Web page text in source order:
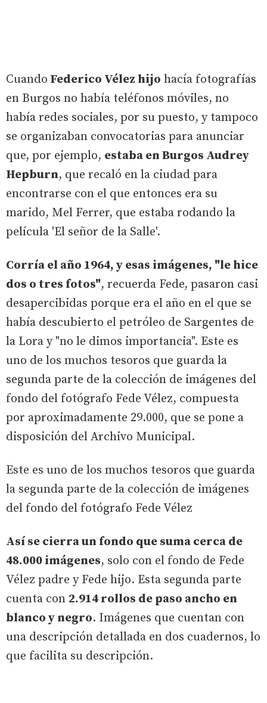
Cuando Federico Vélez hijo hacía fotografías
en Burgos no había teléfonos móviles, no
había redes sociales, por su puesto, y tampoco
se organizaban convocatorias para anunciar
que, por ejemplo, estaba en Burgos Audrey
Hepburn, que recaló en la ciudad para
encontrarse con el que entonces era su
marido, Mel Ferrer, que estaba rodando la
película 'El señor de la Salle'.
Corría el año 1964, y esas imágenes, "le hice
dos o tres fotos", recuerda Fede, pasaron casi
desapercibidas porque era el año en el que se
había descubierto el petróleo de Sargentes de
la Lora y "no le dimos importancia". Este es
uno de los muchos tesoros que guarda la
segunda parte de la colección de imágenes del
fondo del fotógrafo Fede Vélez, compuesta
por aproximadamente 29.000, que se pone a
disposición del Archivo Municipal.
Este es uno de los muchos tesoros que guarda
la segunda parte de la colección de imágenes
del fondo del fotógrafo Fede Vélez
Así se cierra un fondo que suma cerca de
48.000 imágenes, solo con el fondo de Fede
Vélez padre y Fede hijo. Esta segunda parte
cuenta con 2.914 rollos de paso ancho en
blanco y negro. Imágenes que cuentan con
una descripción detallada en dos cuadernos, lo
que facilita su descripción.